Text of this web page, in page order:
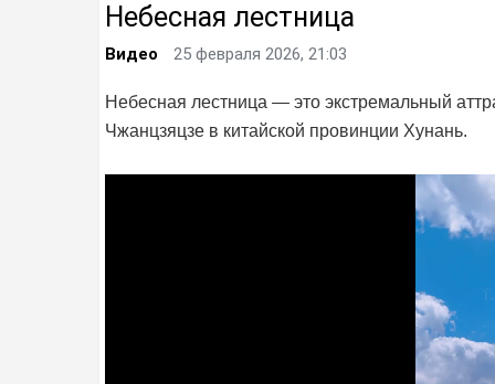
Небесная лестница
Видео 25 февраля 2026, 21:03
Небесная лестница — это экстремальный
Чжанцзяцзе в китайской провинции Хунань.